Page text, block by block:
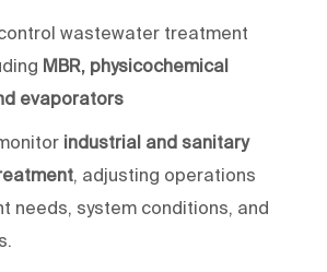
wastewater treatment
MBR, physicochemical
evaporators
industrial and sanitary
, adjusting operations
needs, system conditions, and